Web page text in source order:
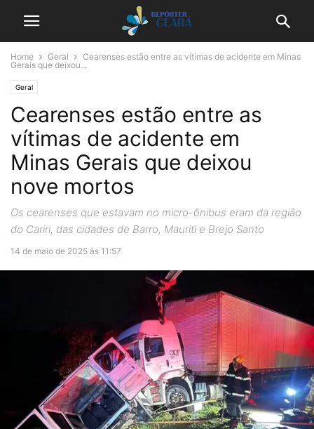
Home Geral
Cearenses estão entre as vítimas de acidente em Minas
Gerais que deixou...
Geral
Cearenses estão entre as
vítimas de acidente em
Minas Gerais que deixou
nove mortos
Os cearenses que estavam no micro-ônibus eram da região
do Cariri, das cidades de Barro, Mauriti e Brejo Santo
14 de maio de 2025 às 11:57